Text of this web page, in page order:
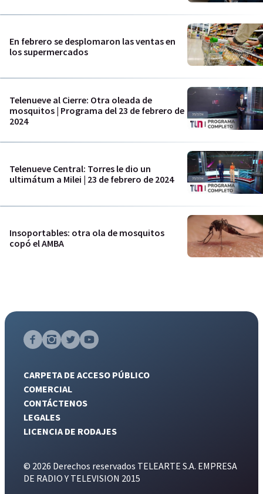
En febrero se desplomaron las ventas en
los supermercados
Telenueve al Cierre: Otra oleada de
mosquitos | Programa del 23 de febrero de
2024
Telenueve Central: Torres le dio un
ultimátum a Milei | 23 de febrero de 2024
Insoportables: otra ola de mosquitos
copó el AMBA
CARPETA DE ACCESO PÚBLICO
COMERCIAL
CONTÁCTENOS
LEGALES
LICENCIA DE RODAJES
© 2026 Derechos reservados TELEARTE S.A. EMPRESA
DE RADIO Y TELEVISION 2015